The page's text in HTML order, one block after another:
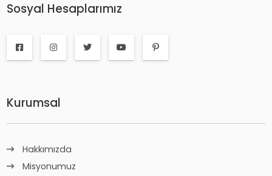
Sosyal Hesaplarımız
Kurumsal
Hakkımızda
Misyonumuz